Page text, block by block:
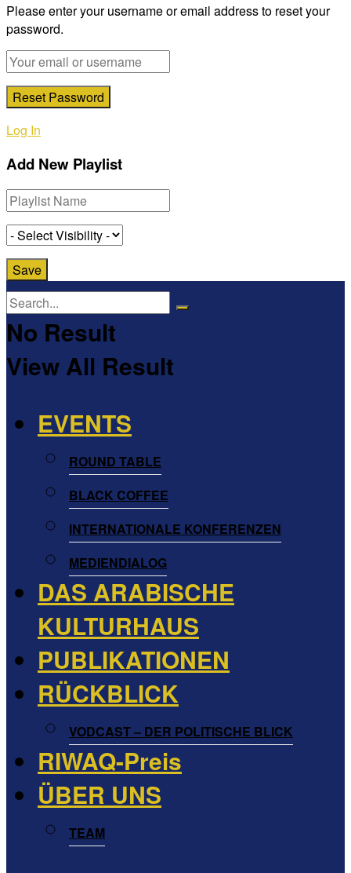
Please enter your username or email address to reset your
password.
Log In
Add New Playlist
No Result
View All Result
EVENTS
ROUND TABLE
BLACK COFFEE
INTERNATIONALE KONFERENZEN
MEDIENDIALOG
DAS ARABISCHE
KULTURHAUS
PUBLIKATIONEN
RÜCKBLICK
VODCAST – DER POLITISCHE BLICK
RIWAQ-Preis
ÜBER UNS
TEAM